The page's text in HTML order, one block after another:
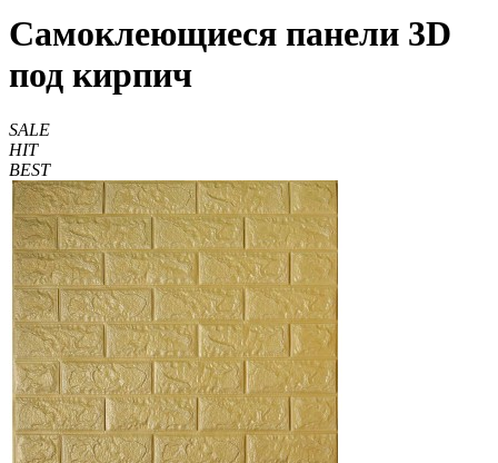
Самоклеющиеся панели 3D
под кирпич
SALE
HIT
BEST